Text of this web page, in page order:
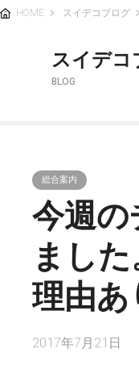
HOME スイデコブログ
スイデコ
BLOG
総合案内
今週の
まし
理由
2017年7月21日